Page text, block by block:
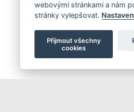
webovými stránkami a nám
stránky vylepšovat.
Přijmout všechny
cookies